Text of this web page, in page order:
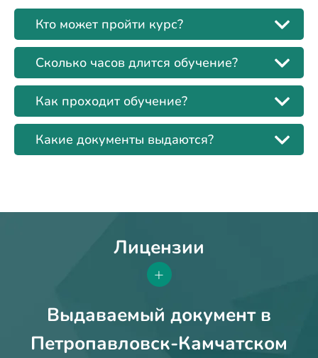
Кто может пройти курс?
Сколько часов длится обучение?
Как проходит обучение?
Какие документы выдаются?
Лицензии
+
Выдаваемый документ в
Петропавловск-Камчатском